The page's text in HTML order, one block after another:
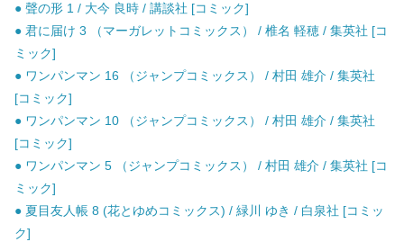
● 聲の形 1 / 大今 良時 / 講談社 [コミック]
● 君に届け 3 （マーガレットコミックス） / 椎名 軽穂 / 集英社 [コ
ミック]
● ワンパンマン 16 （ジャンプコミックス） / 村田 雄介 / 集英社
[コミック]
● ワンパンマン 10 （ジャンプコミックス） / 村田 雄介 / 集英社
[コミック]
● ワンパンマン 5 （ジャンプコミックス） / 村田 雄介 / 集英社 [コ
ミック]
● 夏目友人帳 8 (花とゆめコミックス) / 緑川 ゆき / 白泉社 [コミッ
ク]